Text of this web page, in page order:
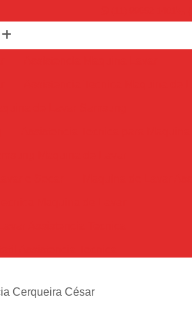
Condicionado Portatil
Cerqueira César